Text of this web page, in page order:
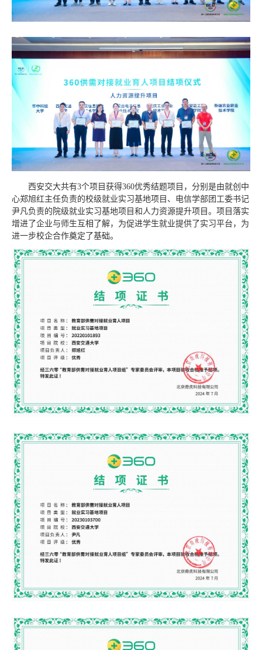
西安交大共有3个项目获得360优秀结题项目，分别是由就创中
心郑旭红主任负责的校级就业实习基地项目、电信学部团工委书记
尹凡负责的院级就业实习基地项目和人力资源提升项目。项目落实
增进了企业与师生互相了解，为促进学生就业提供了实习平台，为
进一步校企合作奠定了基础。